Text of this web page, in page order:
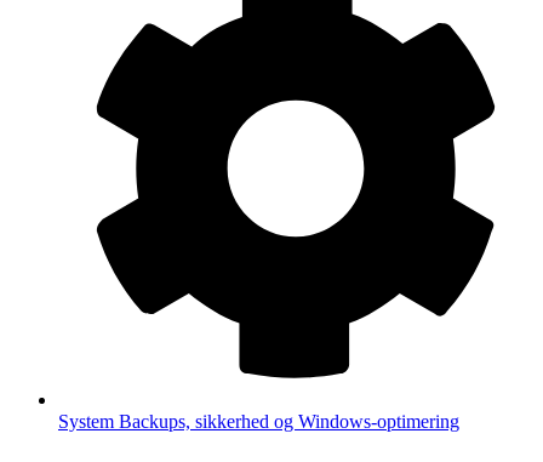
System Backups, sikkerhed og Windows-optimering